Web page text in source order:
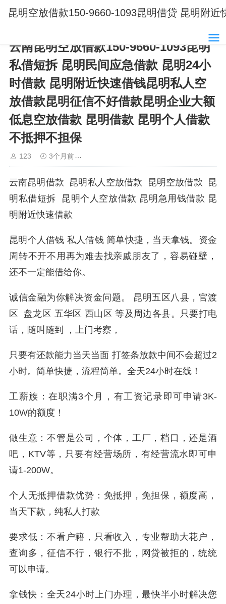
昆明空放借款150-9660-1093昆明借贷 昆明附
云南昆明空放借款150-9660-1093昆明
私借短拆 昆明民间应急借款 昆明24小
时借款 昆明附近快速借钱昆明私人空
放借款昆明征信不好借款昆明企业大额
低息空放借款 昆明借款 昆明个人借款
不抵押不担保
123 3个月前
云南昆明借款 昆明私人空放借款 昆明空放借款 昆
明私借短拆 昆明个人空放借款 昆明急用钱借款 昆
明附近快速借款
昆明个人借钱 私人借钱 简单快捷，当天拿钱。资金
周转不开不用再为难去找亲戚朋友了，容易碰壁，
还不一定能借给你。
诚信金融为你解决资金问题。 昆明五区八县，官渡
区 盘龙区 五华区 西山区 等及周边各县。只要打电
话，随叫随到 ，上门考察，
只要有还款能力当天当面 打签条放款中间不会超过2
小时。简单快捷，流程简单。全天24小时在线！
工薪族：在职满3个月，有工资记录即可申请3K-
10W的额度！
做生意：不管是公司，个体，工厂，档口，还是酒
吧，KTV等，只要有经营场所，有经营流水即可申
请1-200W。
个人无抵押借款优势：免抵押，免担保，额度高，
当天下款，纯私人打款
要求低：不看户籍，只看收入，专业帮助大花户，
查询多，征信不行，银行不批，网贷被拒的，统统
可以申请。
拿钱快：全天24小时上门办理，最快半小时解决您